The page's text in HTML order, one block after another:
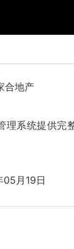
合地产
理系统提供完
月19日